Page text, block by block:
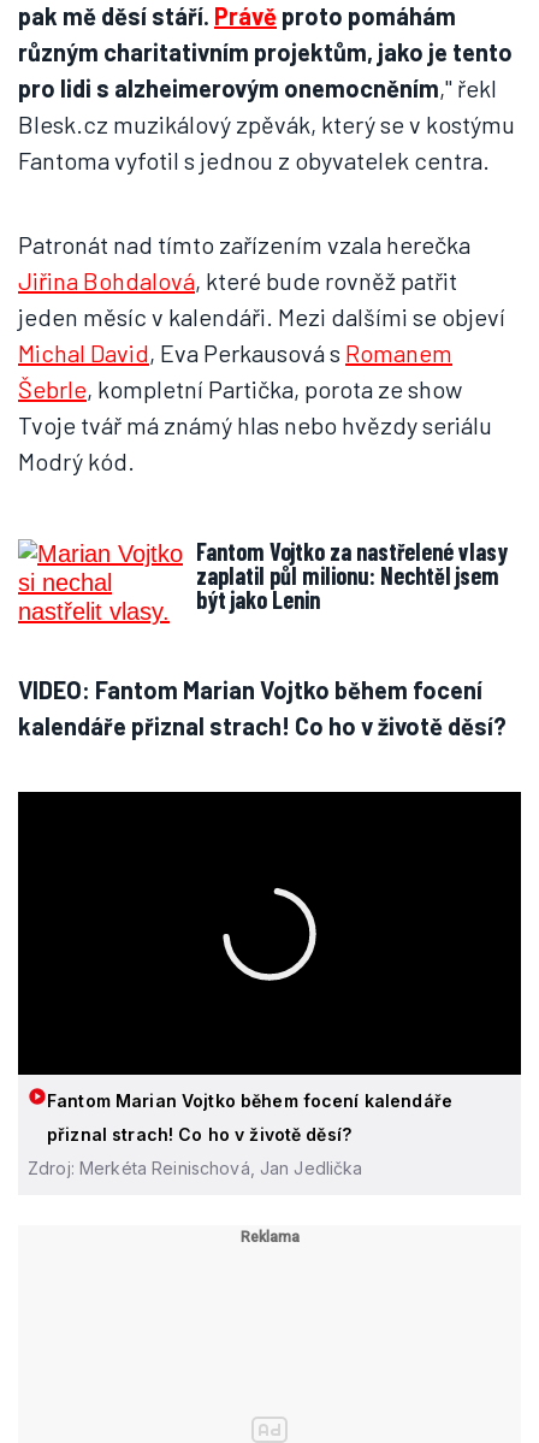
pak mě děsí stáří. Právě proto pomáhám
různým charitativním projektům, jako je tento
pro lidi s alzheimerovým onemocněním," řekl
Blesk.cz muzikálový zpěvák, který se v kostýmu
Fantoma vyfotil s jednou z obyvatelek centra.
Patronát nad tímto zařízením vzala herečka
Jiřina Bohdalová, které bude rovněž patřit
jeden měsíc v kalendáři. Mezi dalšími se objeví
Michal David, Eva Perkausová s Romanem
Šebrle, kompletní Partička, porota ze show
Tvoje tvář má známý hlas nebo hvězdy seriálu
Modrý kód.
Fantom Vojtko za nastřelené vlasy
zaplatil půl milionu: Nechtěl jsem
být jako Lenin
VIDEO: Fantom Marian Vojtko během focení
kalendáře přiznal strach! Co ho v životě děsí?
Fantom Marian Vojtko během focení kalendáře
přiznal strach! Co ho v životě děsí?
Zdroj: Merkéta Reinischová, Jan Jedlička